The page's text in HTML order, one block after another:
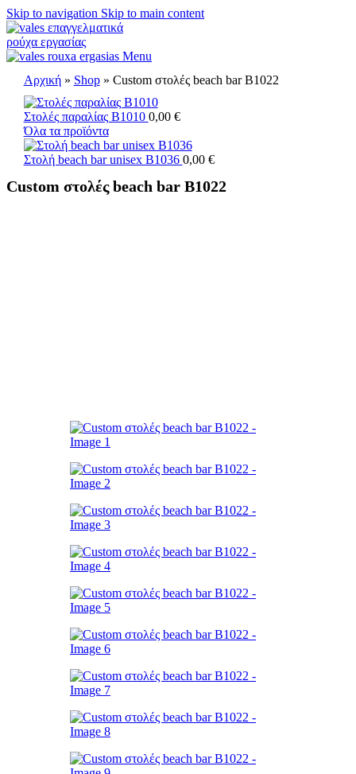
Skip to navigation Skip to main content
Menu
Αρχική» Shop» Custom στολές beach bar B1022
Στολές παραλίας B1010 0,00 €
Όλα τα προϊόντα
Στολή beach bar unisex B1036 0,00 €
Custom στολές beach bar B1022